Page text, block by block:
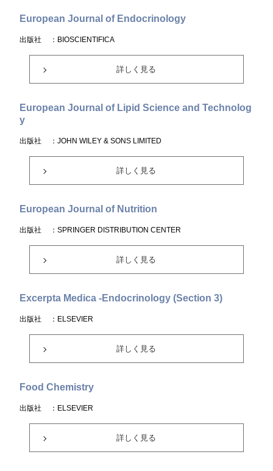
European Journal of Endocrinology
出版社 ：BIOSCIENTIFICA
詳しく見る
European Journal of Lipid Science and Technolog
y
出版社 ：JOHN WILEY & SONS LIMITED
詳しく見る
European Journal of Nutrition
出版社 ：SPRINGER DISTRIBUTION CENTER
詳しく見る
Excerpta Medica -Endocrinology (Section 3)
出版社 ：ELSEVIER
詳しく見る
Food Chemistry
出版社 ：ELSEVIER
詳しく見る